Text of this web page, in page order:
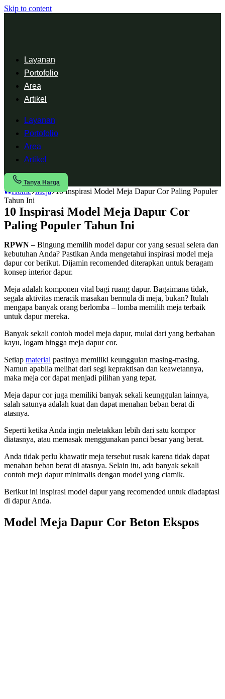
Skip to content
Layanan
Portofolio
Area
Artikel
Layanan
Portofolio
Area
Artikel
Tanya Harga
Home Meja 10 Inspirasi Model Meja Dapur Cor Paling Populer
Tahun Ini
10 Inspirasi Model Meja Dapur Cor
Paling Populer Tahun Ini
RPWN –Bingung memilih model dapur cor yang sesuai selera dan
kebutuhan Anda? Pastikan Anda mengetahui inspirasi model meja
dapur cor berikut. Dijamin recomended diterapkan untuk beragam
konsep interior dapur.
Meja adalah komponen vital bagi ruang dapur. Bagaimana tidak,
segala aktivitas meracik masakan bermula di meja, bukan? Itulah
mengapa banyak orang berlomba – lomba memilih meja terbaik
untuk dapur mereka.
Banyak sekali contoh model meja dapur, mulai dari yang berbahan
kayu, logam hingga meja dapur cor.
Setiap material pastinya memiliki keunggulan masing-masing.
Namun apabila melihat dari segi kepraktisan dan keawetannya,
maka meja cor dapat menjadi pilihan yang tepat.
Meja dapur cor juga memiliki banyak sekali keunggulan lainnya,
salah satunya adalah kuat dan dapat menahan beban berat di
atasnya.
Seperti ketika Anda ingin meletakkan lebih dari satu kompor
diatasnya, atau memasak menggunakan panci besar yang berat.
Anda tidak perlu khawatir meja tersebut rusak karena tidak dapat
menahan beban berat di atasnya. Selain itu, ada banyak sekali
contoh meja dapur minimalis dengan model yang ciamik.
Berikut ini inspirasi model dapur yang recomended untuk diadaptasi
di dapur Anda.
Model Meja Dapur Cor Beton Ekspos